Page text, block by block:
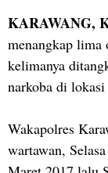
KARAWANG,
menangkap lima
kelimanya
narkoba di
Wakapolres
wartawan,